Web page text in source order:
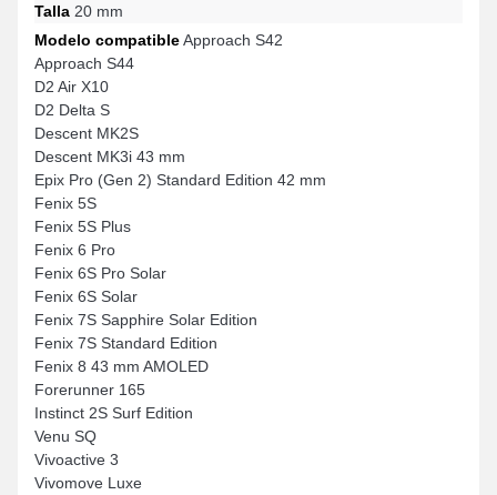
Talla 20 mm
Modelo compatibleApproach S42
Approach S44
D2 Air X10
D2 Delta S
Descent MK2S
Descent MK3i 43 mm
Epix Pro (Gen 2) Standard Edition 42 mm
Fenix 5S
Fenix 5S Plus
Fenix 6 Pro
Fenix 6S Pro Solar
Fenix 6S Solar
Fenix 7S Sapphire Solar Edition
Fenix 7S Standard Edition
Fenix 8 43 mm AMOLED
Forerunner 165
Instinct 2S Surf Edition
Venu SQ
Vivoactive 3
Vivomove Luxe